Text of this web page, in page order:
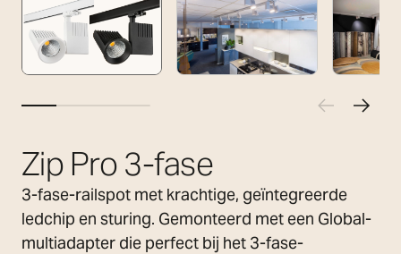
Zip Pro 3-fase
3-fase-railspot met krachtige, geïntegreerde
ledchip en sturing. Gemonteerd met een Global-
multiadapter die perfect bij het 3-fase-